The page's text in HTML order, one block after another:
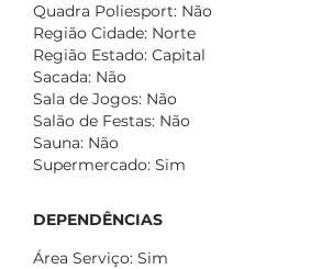
Quadra Poliesport: Não
Região Cidade: Norte
Região Estado: Capital
Sacada: Não
Sala de Jogos: Não
Salão de Festas: Não
Sauna: Não
Supermercado: Sim
DEPENDÊNCIAS
Área Serviço: Sim